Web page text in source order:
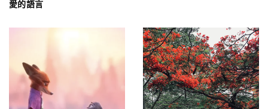
愛的語言